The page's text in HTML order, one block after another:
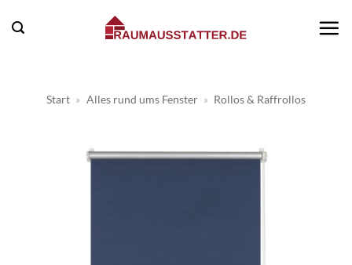
Inhalt
Start » Alles rund ums Fenster » Rollos & Raffrollos